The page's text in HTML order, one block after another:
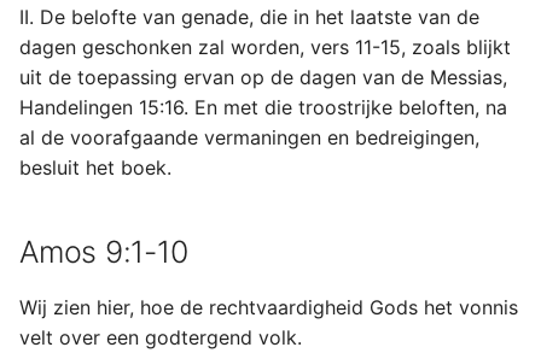
II. De belofte van genade, die in het laatste van de
dagen geschonken zal worden, vers 11-15, zoals blijkt
uit de toepassing ervan op de dagen van de Messias,
Handelingen 15:16. En met die troostrijke beloften, na
al de voorafgaande vermaningen en bedreigingen,
besluit het boek.
Amos 9:1-10
Wij zien hier, hoe de rechtvaardigheid Gods het vonnis
velt over een godtergend volk.